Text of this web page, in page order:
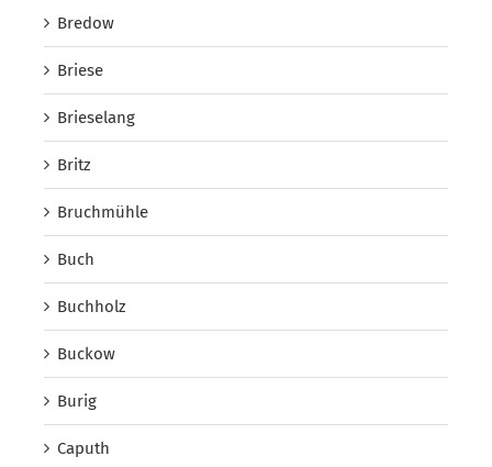
Bredow
Briese
Brieselang
Britz
Bruchmühle
Buch
Buchholz
Buckow
Burig
Caputh